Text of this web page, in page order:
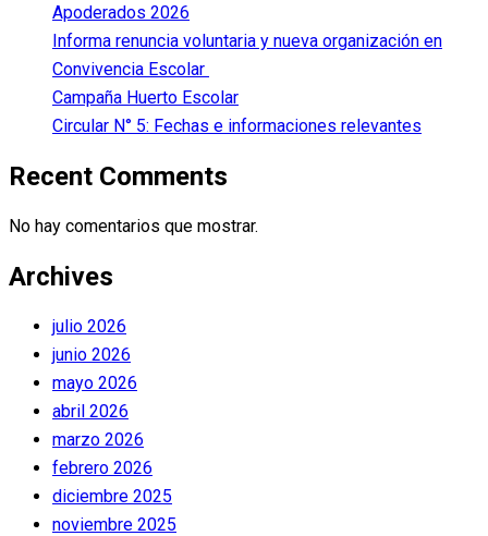
Apoderados 2026
Informa renuncia voluntaria y nueva organización en
Convivencia Escolar
Campaña Huerto Escolar
Circular N° 5: Fechas e informaciones relevantes
Recent Comments
No hay comentarios que mostrar.
Archives
julio 2026
junio 2026
mayo 2026
abril 2026
marzo 2026
febrero 2026
diciembre 2025
noviembre 2025